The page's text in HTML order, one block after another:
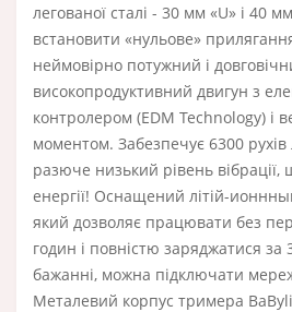
легованої сталі - 30 мм «U» і 40
встановити «нульове»
неймовірно потужний і
високопродуктивний двигун з
контролером (EDM Technology) і
моментом. Забезпечує 6300
разюче низький рівень
енергії! Оснащений літій-
який дозволяє працювати без
годин і повністю заряджатися
бажанні, можна підключати
Металевий корпус тримера